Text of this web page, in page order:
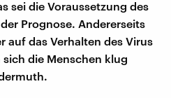
sei die Voraussetzung des
Prognose. Andererseits
auf das Verhalten des Virus
die Menschen klug